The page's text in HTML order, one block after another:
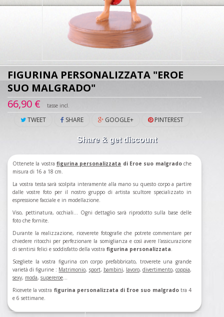
FIGURINA PERSONALIZZATA "EROE
SUO MALGRADO"
66,90 €
tasse incl.
TWEET SHARE GOOGLE+ PINTEREST
Share & get discount
Ottenete la vostra figurina personalizzata di Eroe suo malgradoche
misura di 16 a 18 cm.
La vostra testa sarà scolpita interamente alla mano su questo corpo a partire
dalle vostre foto per il nostro gruppo di artista scultore specializzato in
espressione facciale e in modellazione.
Viso, pettinatura, occhiali... Ogni dettaglio sarà riprodotto sulla base delle
foto che fornite.
Durante la realizzazione, riceverete fotografie che potrete commentare per
chiedere ritocchi per perfezionare la somiglianza e così avere l'assicurazione
di sentirsi felici e soddisfatto della vostra figurina personalizzata.
Scegliete la vostra figurina con corpo prefabbricato, troverete una grande
varietà di figurine : Matrimonio, sport, bambini, lavoro, divertimento,coppia,
sexy, moda, supereroe...
Ricevete la vostra figurina personalizzata di Eroe suo malgradotra 4
e 6 settimane.